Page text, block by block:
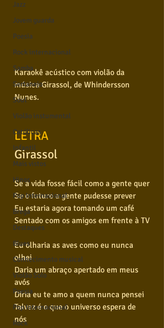
Jazz
Jovem guarda
Poesia
Rock internacional
Samba
Sertanejo
Soul
Violão instumental
Católicas
Infantil
Mais vistos
Hinos
Pop Internacional
Brega
Destaques
Blues
Conhecimento musical
Violão Solo
Poesia
Pop Internacional
Rock
Karaokê acústico com violão da
música Girassol, de Whindersson
Nunes.
LETRA
Girassol
Se a vida fosse fácil como a gente quer
Se o futuro a gente pudesse prever
Eu estaria agora tomando um café
Sentado com os amigos em frente à TV
Eu olharia as aves como eu nunca
olhei
Daria um abraço apertado em meus
avós
Diria eu te amo a quem nunca pensei
Talvez é o que o universo espera de
nós